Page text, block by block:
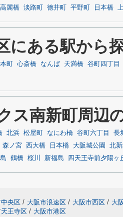
高麗橋 淡路町 徳井町 平野町 日本橋
にある駅から
本町 心斎橋 なんば 天満橋 谷町四丁目
ス南新町周辺
北浜 松屋町 なにわ橋 谷町六丁目
長
森ノ宮 西大橋 日本橋 大阪城公園
北
鶴橋 桜川 新福島 四天王寺前夕陽ヶ
央区 / 大阪市浪速区 / 大阪市西区 / 大
王寺区 / 大阪市港区